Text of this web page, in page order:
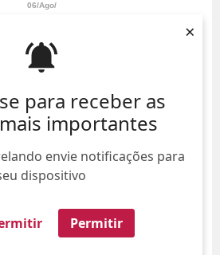
para receber as
importantes
envie notificações para
dispositivo
Permitir
×
06/Ago/